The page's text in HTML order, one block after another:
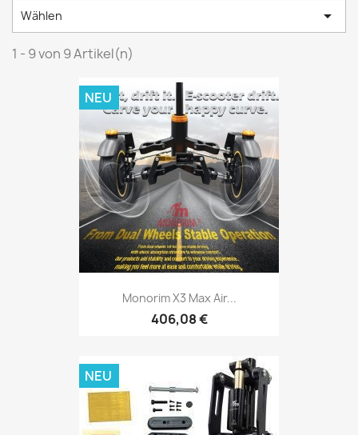
Wählen 
1 - 9 von 9 Artikel(n)
Monorim X3 Max Air...
406,08 €
NEU
NEU